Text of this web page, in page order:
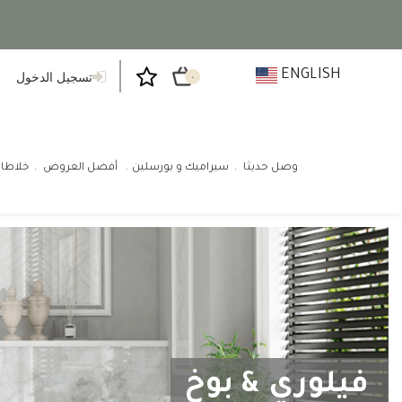
تسجيل الدخول ٠ ENGLISH
وصل حديثا سيراميك و بورسلين أفضل العروض
فيلوري & بوخ